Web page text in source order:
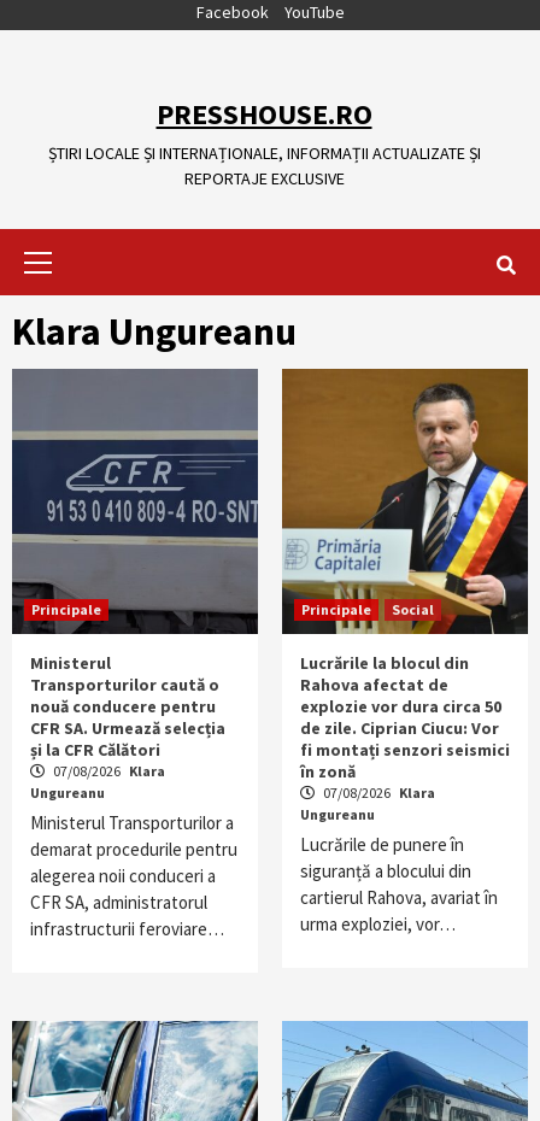
Facebook YouTube
PRESSHOUSE.RO
ȘTIRI LOCALE ȘI INTERNAȚIONALE, INFORMAȚII ACTUALIZATE ȘI
REPORTAJE EXCLUSIVE
Klara Ungureanu
Principale
Ministerul
Transporturilor caută o
nouă conducere pentru
CFR SA. Urmează selecția
și la CFR Călători
07/08/2026 Klara
Ungureanu
Ministerul Transporturilor a
demarat procedurile pentru
alegerea noii conduceri a
CFR SA, administratorul
infrastructurii feroviare…
Principale Social
Lucrările la blocul din
Rahova afectat de
explozie vor dura circa 50
de zile. Ciprian Ciucu: Vor
fi montați senzori seismici
în zonă
07/08/2026 Klara
Ungureanu
Lucrările de punere în
siguranță a blocului din
cartierul Rahova, avariat în
urma exploziei, vor…